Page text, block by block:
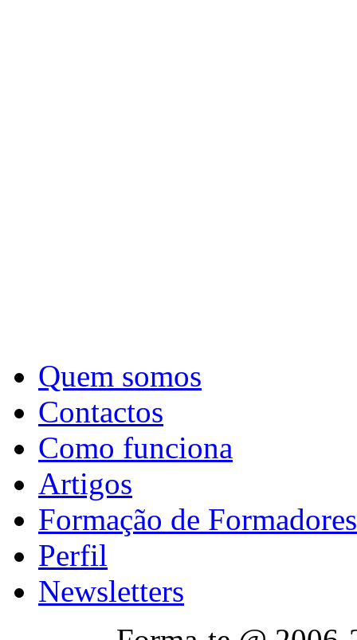
Quem somos
Contactos
Como funciona
Artigos
Formação de Formadores
Perfil
Newsletters